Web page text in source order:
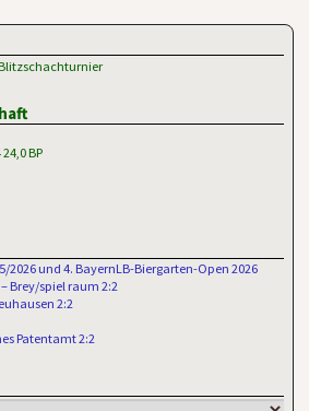
BP
2026 und 4. BayernLB-Biergarten-Open 2026
Brey/spiel raum 2:2
2:2
Patentamt 2:2